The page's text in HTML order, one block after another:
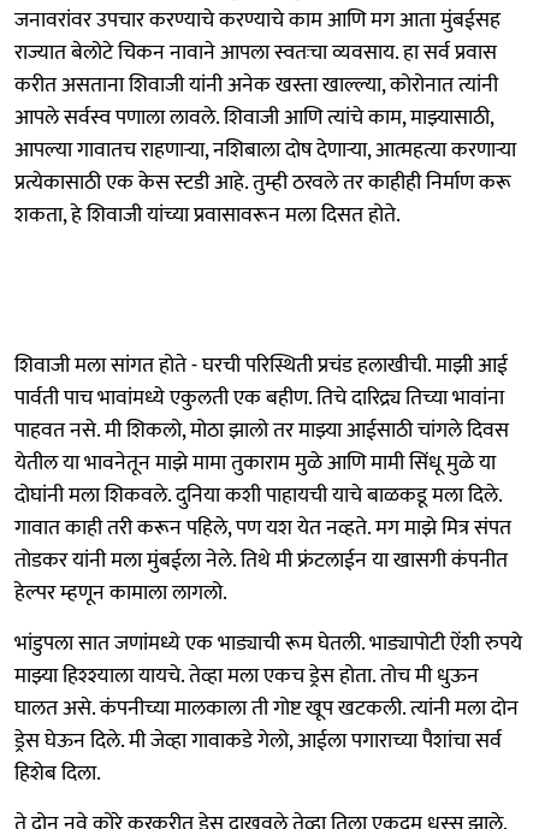
जनावरांवर उपचार करण्याचे करण्याचे काम आणि मग आता मुंबईसह
राज्यात बेलोटे चिकन नावाने आपला स्वतःचा व्यवसाय. हा सर्व प्रवास
करीत असताना शिवाजी यांनी अनेक खस्ता खाल्ल्या, कोरोनात त्यांनी
आपले सर्वस्व पणाला लावले. शिवाजी आणि त्यांचे काम, माझ्यासाठी,
आपल्या गावातच राहणाऱ्या, नशिबाला दोष देणाऱ्या, आत्महत्या करणाऱ्या
प्रत्येकासाठी एक केस स्टडी आहे. तुम्ही ठरवले तर काहीही निर्माण करू
शकता, हे शिवाजी यांच्या प्रवासावरून मला दिसत होते.
शिवाजी मला सांगत होते - घरची परिस्थिती प्रचंड हलाखीची. माझी आई
पार्वती पाच भावांमध्ये एकुलती एक बहीण. तिचे दारिद्र्य तिच्या भावांना
पाहवत नसे. मी शिकलो, मोठा झालो तर माझ्या आईसाठी चांगले दिवस
येतील या भावनेतून माझे मामा तुकाराम मुळे आणि मामी सिंधू मुळे या
दोघांनी मला शिकवले. दुनिया कशी पाहायची याचे बाळकडू मला दिले.
गावात काही तरी करून पहिले, पण यश येत नव्हते. मग माझे मित्र संपत
तोडकर यांनी मला मुंबईला नेले. तिथे मी फ्रंटलाईन या खासगी कंपनीत
हेल्पर म्हणून कामाला लागलो.
भांडुपला सात जणांमध्ये एक भाड्याची रूम घेतली. भाड्यापोटी ऐंशी रुपये
माझ्या हिश्श्याला यायचे. तेव्हा मला एकच ड्रेस होता. तोच मी धुऊन
घालत असे. कंपनीच्या मालकाला ती गोष्ट खूप खटकली. त्यांनी मला दोन
ड्रेस घेऊन दिले. मी जेव्हा गावाकडे गेलो, आईला पगाराच्या पैशांचा सर्व
हिशेब दिला.